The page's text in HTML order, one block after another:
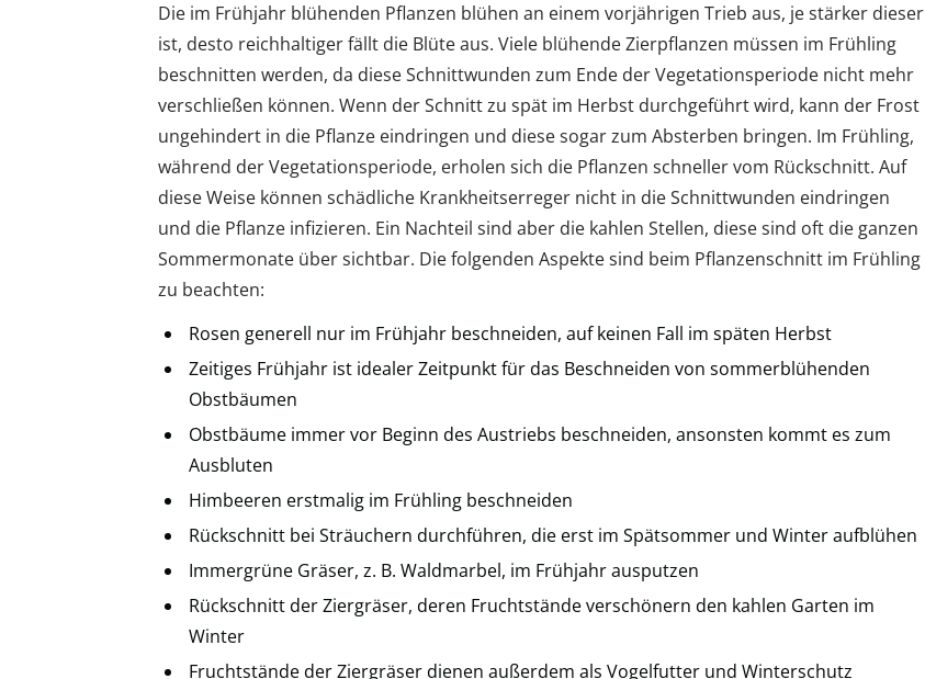
Die im Frühjahr blühenden Pflanzen blühen an einem vorjährigen Trieb aus, je stärker dieser
ist, desto reichhaltiger fällt die Blüte aus. Viele blühende Zierpflanzen müssen im Frühling
beschnitten werden, da diese Schnittwunden zum Ende der Vegetationsperiode nicht mehr
verschließen können. Wenn der Schnitt zu spät im Herbst durchgeführt wird, kann der Frost
ungehindert in die Pflanze eindringen und diese sogar zum Absterben bringen. Im Frühling,
während der Vegetationsperiode, erholen sich die Pflanzen schneller vom Rückschnitt. Auf
diese Weise können schädliche Krankheitserreger nicht in die Schnittwunden eindringen
und die Pflanze infizieren. Ein Nachteil sind aber die kahlen Stellen, diese sind oft die ganzen
Sommermonate über sichtbar. Die folgenden Aspekte sind beim Pflanzenschnitt im Frühling
zu beachten:
Rosen generell nur im Frühjahr beschneiden, auf keinen Fall im späten Herbst
Zeitiges Frühjahr ist idealer Zeitpunkt für das Beschneiden von sommerblühenden
Obstbäumen
Obstbäume immer vor Beginn des Austriebs beschneiden, ansonsten kommt es zum
Ausbluten
Himbeeren erstmalig im Frühling beschneiden
Rückschnitt bei Sträuchern durchführen, die erst im Spätsommer und Winter aufblühen
Immergrüne Gräser, z. B. Waldmarbel, im Frühjahr ausputzen
Rückschnitt der Ziergräser, deren Fruchtstände verschönern den kahlen Garten im
Winter
Fruchtstände der Ziergräser dienen außerdem als Vogelfutter und Winterschutz